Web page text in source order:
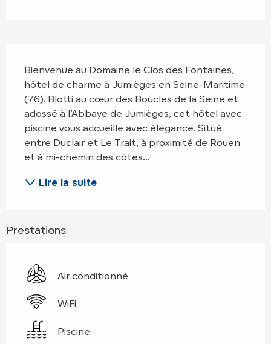
Bienvenue au Domaine le Clos des Fontaines,
hôtel de charme à Jumièges en Seine-Maritime
(76). Blotti au cœur des Boucles de la Seine et
adossé à l’Abbaye de Jumièges, cet hôtel avec
piscine vous accueille avec élégance. Situé
entre Duclair et Le Trait, à proximité de Rouen
et à mi-chemin des côtes...
Lire la suite
Prestations
Air conditionné
WiFi
Piscine